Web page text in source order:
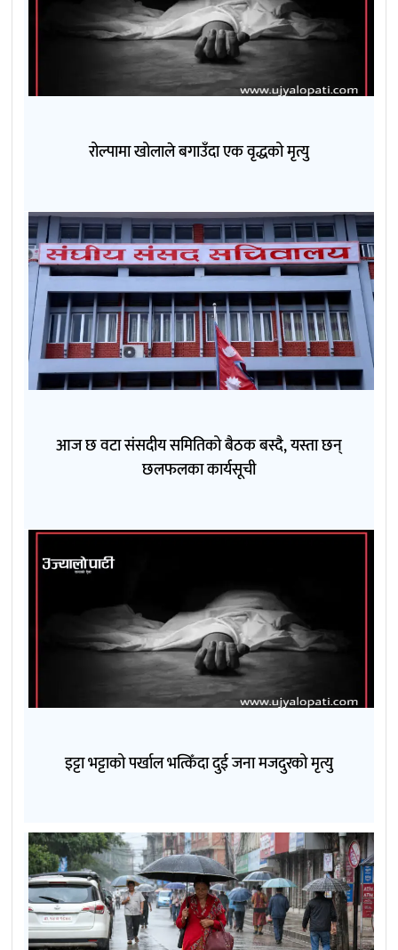
रोल्पामा खोलाले बगाउँदा एक वृद्धको मृत्यु
आज छ वटा संसदीय समितिको बैठक बस्दै, यस्ता छन्
छलफलका कार्यसूची
इट्टा भट्टाको पर्खाल भत्किँदा दुई जना मजदुरको मृत्यु